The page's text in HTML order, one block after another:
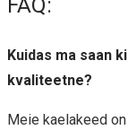
FAQ:
Kuidas ma saan
kvaliteetne?
Meie kaelakeed